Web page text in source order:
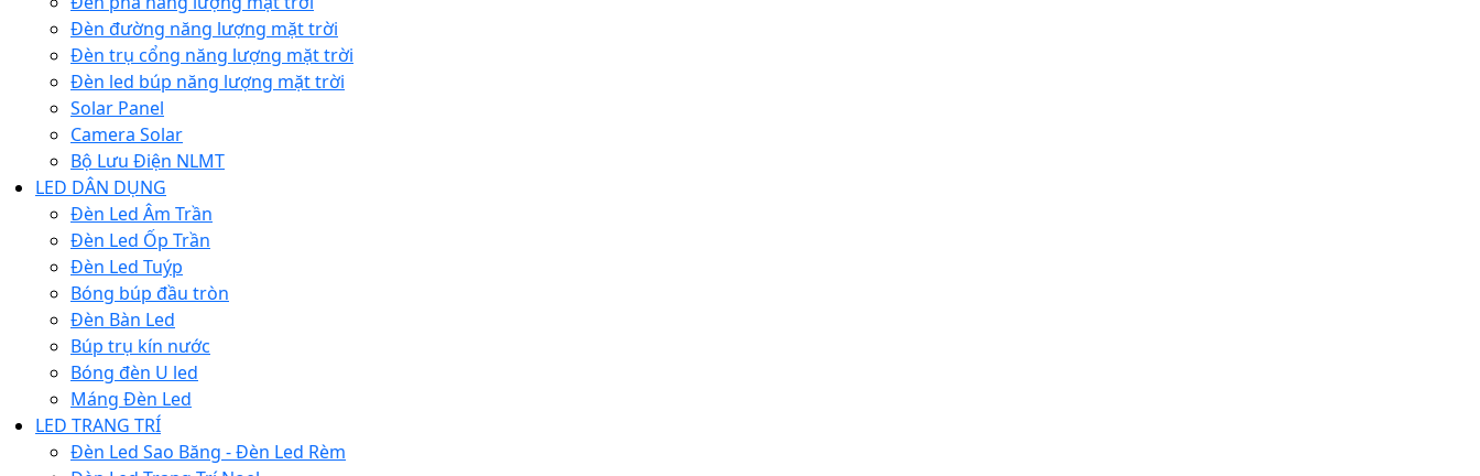
Đèn đường năng lượng mặt trời
Đèn trụ cổng năng lượng mặt trời
Đèn led búp năng lượng mặt trời
Solar Panel
Camera Solar
Bộ Lưu Điện NLMT
LED DÂN DỤNG
Đèn Led Âm Trần
Đèn Led Ốp Trần
Đèn Led Tuýp
Bóng búp đầu tròn
Đèn Bàn Led
Búp trụ kín nước
Bóng đèn U led
Máng Đèn Led
LED TRANG TRÍ
Đèn Led Sao Băng - Đèn Led Rèm